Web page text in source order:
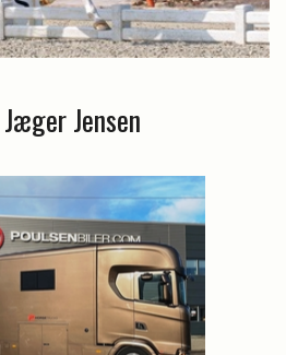
Jensen